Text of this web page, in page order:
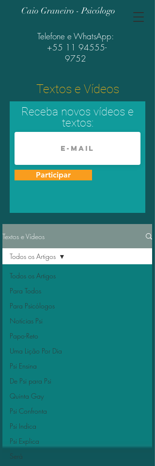
Caio Graneiro - Psicólogo
Telefone e WhatsApp:
+55 11 94555-
9752
Textos e Vídeos
Receba novos vídeos e
textos:
Participar
Textos e Vídeos
Todos os Artigos
Para Todos
Para Psicólogos
Notícias Psi
Papo-Reto
Uma Lição Por Dia
Psi Ensina
De Psi para Psi
Quinta Gay
Psi Confronta
Psi Indica
Psi Explica
Será
Todos os Artigos